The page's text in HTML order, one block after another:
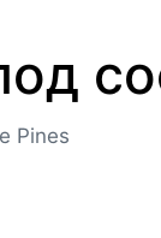
Pines